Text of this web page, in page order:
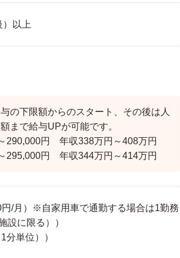
以上
の下限額からのスタート、その後は人
まで給与UPが可能です。
290,000円 年収338万円～408万円
295,000円 年収344万円～414万円
/月）※自家用車で通勤する場合は1勤務
設に限る））
分単位））